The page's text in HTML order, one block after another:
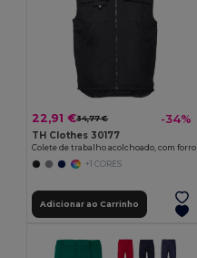
22,91 €34,77 € -34%
TH Clothes 30177
Colete de trabalho acolchoado, com forro
+1 CORES
Adicionar ao Carrinho